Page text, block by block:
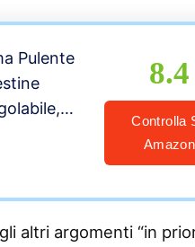
Pulente
8.4
Controlla
Amazon
altri argomenti “in